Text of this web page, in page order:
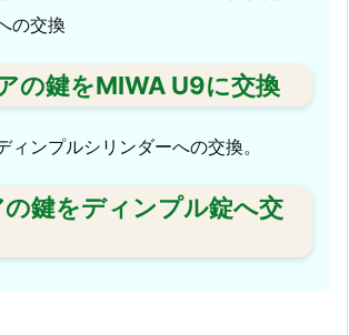
の交換
の鍵をMIWA U9に交換
ィンプルシリンダーへの交換。
鍵をディンプル錠へ交